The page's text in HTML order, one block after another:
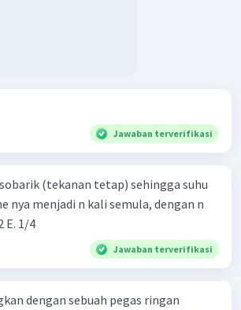
Jawaban terverifikasi
(tekanan tetap) sehingga suhu
nya menjadi n kali semula, dengan n
2 D. 2 E. 1/4
Jawaban terverifikasi
dengan sebuah pegas ringan